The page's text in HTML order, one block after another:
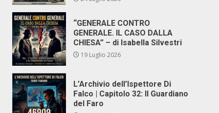
“GENERALE CONTRO
GENERALE. IL CASO DALLA
CHIESA” – di Isabella Silvestri
19 Luglio 2026
L’Archivio dell’Ispettore Di
Falco | Capitolo 32: Il Guardiano
del Faro